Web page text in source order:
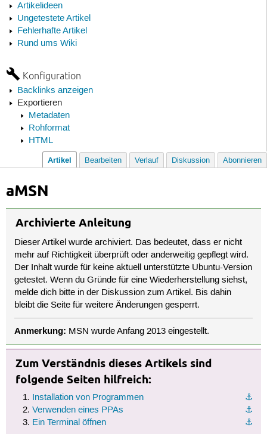
Artikelideen
Ungetestete Artikel
Fehlerhafte Artikel
Rund ums Wiki
Konfiguration
Backlinks anzeigen
Exportieren
Metadaten
Rohformat
HTML
Artikel Bearbeiten Verlauf Diskussion Abonnieren
aMSN
Archivierte Anleitung
Dieser Artikel wurde archiviert. Das bedeutet, dass er nicht
mehr auf Richtigkeit überprüft oder anderweitig gepflegt wird.
Der Inhalt wurde für keine aktuell unterstützte Ubuntu-Version
getestet. Wenn du Gründe für eine Wiederherstellung siehst,
melde dich bitte in der Diskussion zum Artikel. Bis dahin
bleibt die Seite für weitere Änderungen gesperrt.
Anmerkung: MSN wurde Anfang 2013 eingestellt.
Zum Verständnis dieses Artikels sind
folgende Seiten hilfreich:
⚓︎
Installation von Programmen
⚓︎
Verwenden eines PPAs
⚓︎
Ein Terminal öffnen